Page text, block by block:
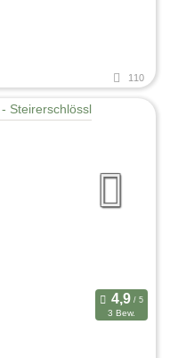
110
3 Bew.